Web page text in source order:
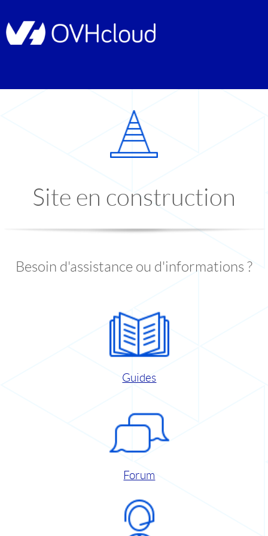
Site en construction
Besoin d'assistance ou d'informations ?
Guides
Forum